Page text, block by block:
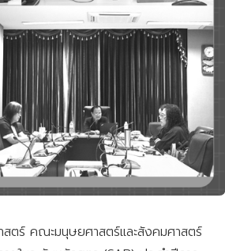
ตร์ คณะมนุษยศาสตร์และสังคมศาสตร์